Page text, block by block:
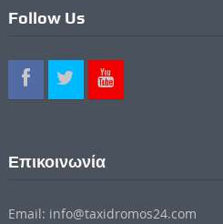
Follow Us
Επικοινωνία
Email: info@taxidromos24.com